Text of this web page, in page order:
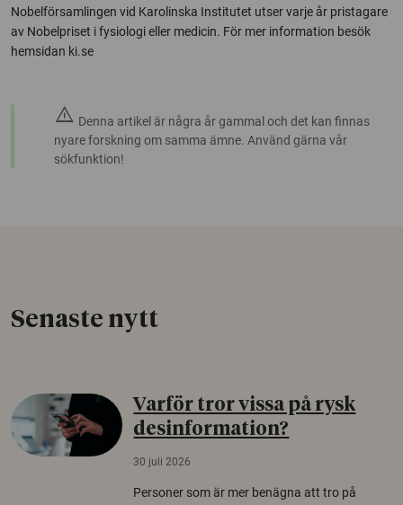
Nobelförsamlingen vid Karolinska Institutet utser varje år pristagare
av Nobelpriset i fysiologi eller medicin. För mer information besök
hemsidan ki.se
warning Denna artikel är några år gammal och det kan finnas
nyare forskning om samma ämne. Använd gärna vår
sökfunktion!
Senaste nytt
Varför tror vissa på rysk
desinformation?
30 juli 2026
Personer som är mer benägna att tro på